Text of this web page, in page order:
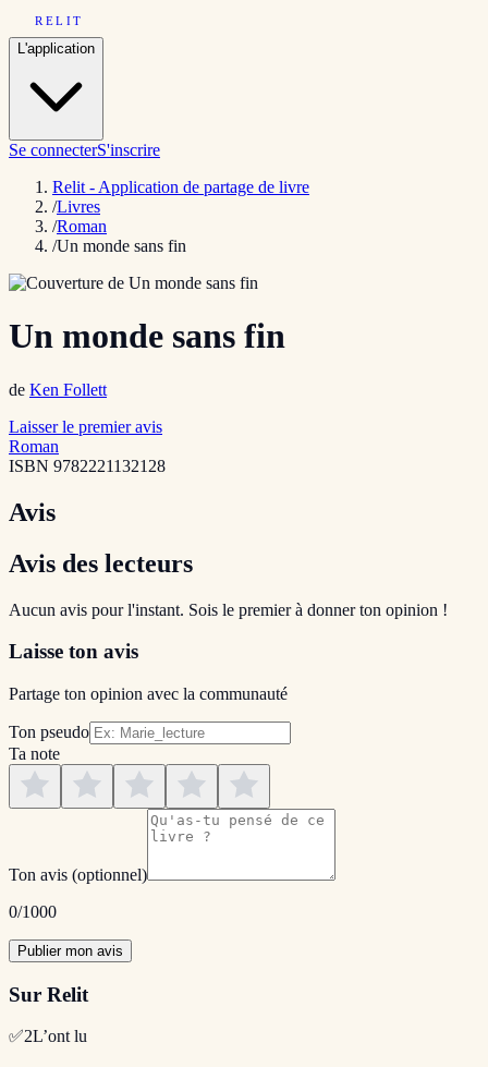
RELIT
L'application
Se connecterS'inscrire
Relit - Application de partage de livre
/Livres
/Roman
/Un monde sans fin
Un monde sans fin
de Ken Follett
Laisser le premier avis
Roman
ISBN 9782221132128
Avis
Avis des lecteurs
Aucun avis pour l'instant. Sois le premier à donner ton opinion !
Laisse ton avis
Partage ton opinion avec la communauté
Ton pseudo
Ta note
Ton avis (optionnel)
0/1000
Publier mon avis
Sur Relit
✅2L’ont lu